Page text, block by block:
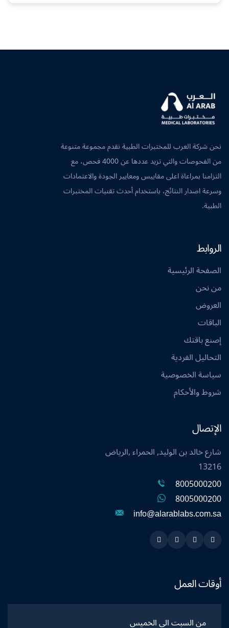
نحن شركة العرب للمختبرات الطبية نقدم مجموعة متنوعة
من الفحوصات والتي تزيد عددها عن 4000 فحص، مع
التزامنا بمراعاة اعلى مقاييس ومعايير الجودة والاعتمادات
وسرعة اصدار النتائج، باستخدام أحدث تقنيات المختبرات
الطبية.
الروابط
الصفحة الرئيسية
من نحن
العروض
الباقات
إصنع باقتك
التحاليل الفردية
سياسة الخصوصية
شروط والأحكام
الإتصال
شارع خالد بن الوليد, الحمراء ,الرياض
13216
8005000200
8005000200
info@alarablabs.com.sa
Snapchat
Twitter
Linkedin
Instagram
أوقات العمل
من السبت الى الخميس